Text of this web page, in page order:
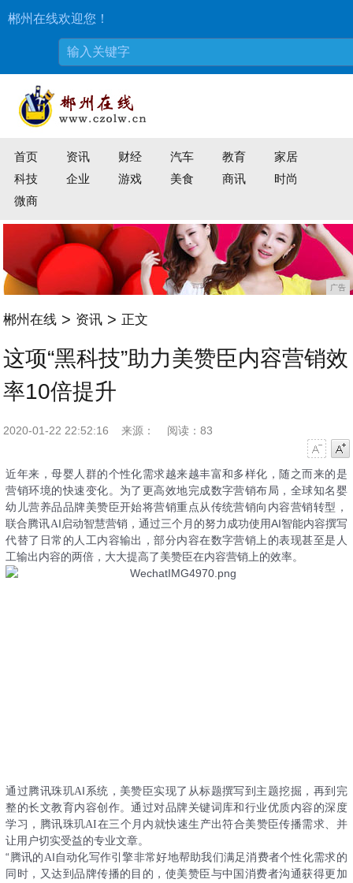
郴州在线欢迎您！
首页 资讯 财经 汽车 教育
家居
科技
企业 游戏 美食 商讯
时尚
微商
广告
郴州在线 > 资讯 > 正文
这项“黑科技”助力美赞臣内容营销效
率10倍提升
2020-01-22 22:52:16 来源：
阅读：83
近年来，母婴人群的个性化需求越来越丰富和多样化，随之而来的是
营销环境的快速变化。为了更高效地完成数字营销布局， 全球知名 婴
幼儿营养品品牌 美赞臣开始将营销重点从传统营销向内容营销转型，
联合腾讯AI 启动智慧营销，通过三个月的努力成功使用AI智能内容撰写
代替了日常的人工内容输出，部分内容在数字营销上的表现甚至是人
工输出内容的两倍，大大提高了美赞臣在内容营销上的效率。
通过腾讯珠玑AI 系统，美赞臣实现了从标题撰写到主题挖掘，再到完
整的长文教育内容创作。通过对品牌关键词库和行业优质内容的深度
学习，腾讯珠玑AI在三个月内就快速生产出符合美赞臣传播需求、并
让用户切实受益的专业文章。
“ 腾讯的AI 自动化写作引擎非常好地帮助我们满足消费者个性化需求的
同时，又达到品牌传播的目的，使美赞臣与中国消费者沟通获得更加